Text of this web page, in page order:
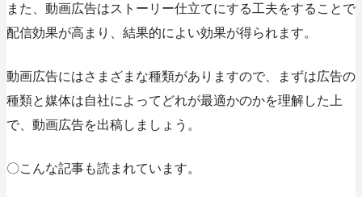
また、動画広告はストーリー仕立てにする工夫をすることで
配信効果が高まり、結果的によい効果が得られます。
動画広告にはさまざまな種類がありますので、まずは広告の
種類と媒体は自社によってどれが最適かのかを理解した上
で、動画広告を出稿しましょう。
〇こんな記事も読まれています。